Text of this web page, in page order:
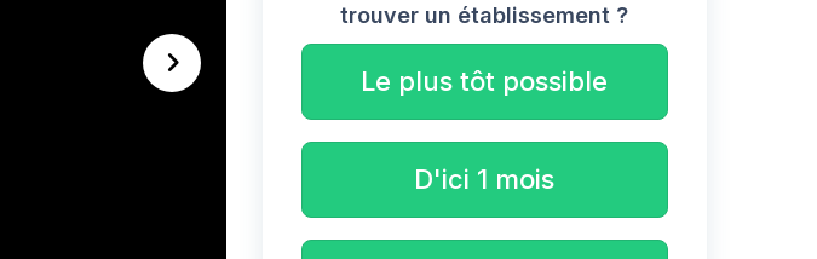
trouver un établissement ?
Le plus tôt possible
D'ici 1 mois